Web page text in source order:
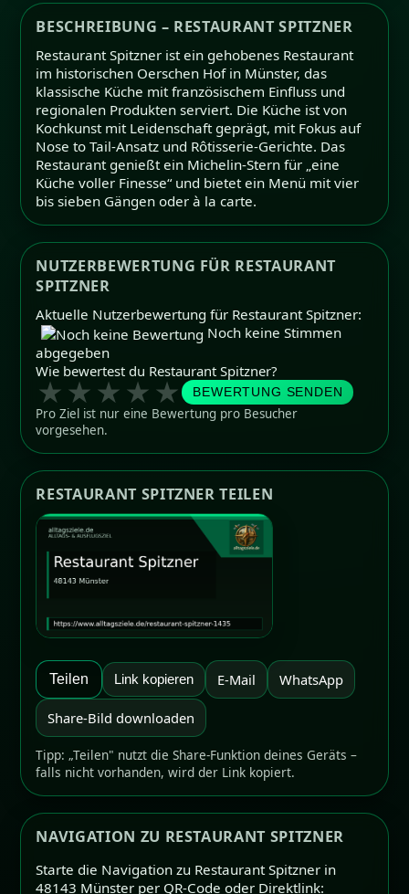
BESCHREIBUNG – RESTAURANT SPITZNER
Restaurant Spitzner ist ein gehobenes Restaurant
im historischen Oerschen Hof in Münster, das
klassische Küche mit französischem Einfluss und
regionalen Produkten serviert. Die Küche ist von
Kochkunst mit Leidenschaft geprägt, mit Fokus auf
Nose to Tail-Ansatz und Rôtisserie-Gerichte. Das
Restaurant genießt ein Michelin-Stern für „eine
Küche voller Finesse“ und bietet ein Menü mit vier
bis sieben Gängen oder à la carte.
NUTZERBEWERTUNG FÜR RESTAURANT
SPITZNER
Aktuelle Nutzerbewertung für Restaurant Spitzner:
Noch keine Stimmen
abgegeben
Wie bewertest du Restaurant Spitzner?
★
★
★
★
★ BEWERTUNG SENDEN
Pro Ziel ist nur eine Bewertung pro Besucher
vorgesehen.
RESTAURANT SPITZNER TEILEN
Teilen Link kopieren E-Mail WhatsApp
Share-Bild downloaden
Tipp: „Teilen" nutzt die Share-Funktion deines Geräts –
falls nicht vorhanden, wird der Link kopiert.
NAVIGATION ZU RESTAURANT SPITZNER
Starte die Navigation zu Restaurant Spitzner in
48143 Münster per QR-Code oder Direktlink: